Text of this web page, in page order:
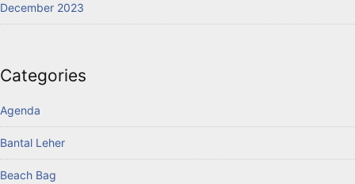
December 2023
Categories
Agenda
Bantal Leher
Beach Bag